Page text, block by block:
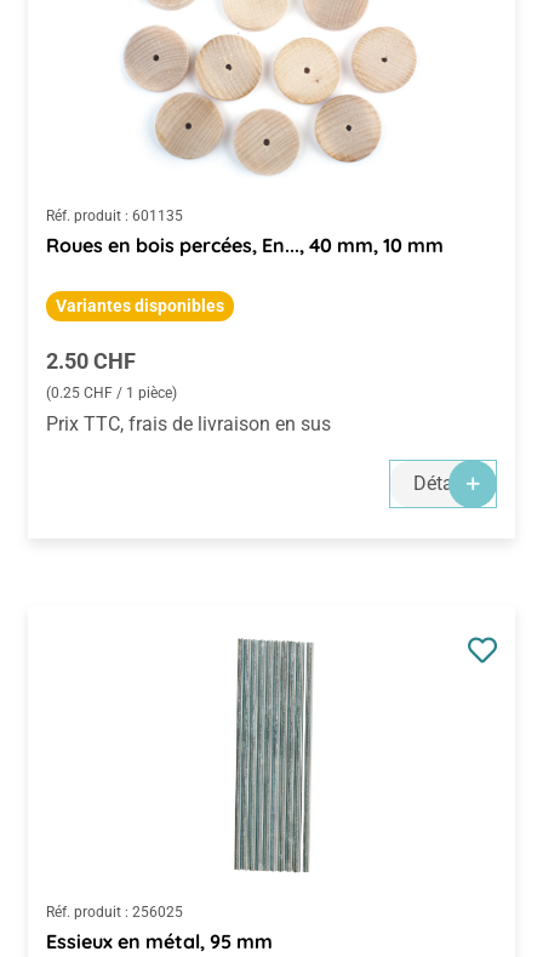
Réf. produit : 601135
Roues en bois percées, En..., 40 mm, 10 mm
Variantes disponibles
Prix régulier :
2.50 CHF
(0.25 CHF / 1 pièce)
Prix TTC, frais de livraison en sus
Détails
Réf. produit : 256025
Essieux en métal, 95 mm